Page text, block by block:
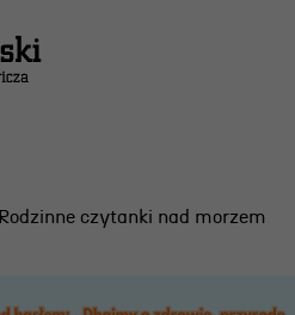
Festiwal
Rodzinne czytanki nad morzem